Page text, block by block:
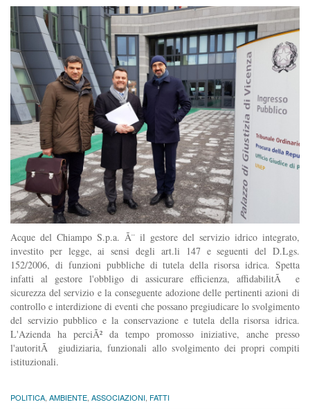
Acque del Chiampo S.p.a. Ã¨ il gestore del servizio idrico integrato,
investito per legge, ai sensi degli art.li 147 e seguenti del D.Lgs.
152/2006, di funzioni pubbliche di tutela della risorsa idrica. Spetta
infatti al gestore l'obbligo di assicurare efficienza, affidabilitÃ e
sicurezza del servizio e la conseguente adozione delle pertinenti azioni di
controllo e interdizione di eventi che possano pregiudicare lo svolgimento
del servizio pubblico e la conservazione e tutela della risorsa idrica.
L'Azienda ha perciÃ² da tempo promosso iniziative, anche presso
l'autoritÃ giudiziaria, funzionali allo svolgimento dei propri compiti
istituzionali.
POLITICA AMBIENTE ASSOCIAZIONI FATTI